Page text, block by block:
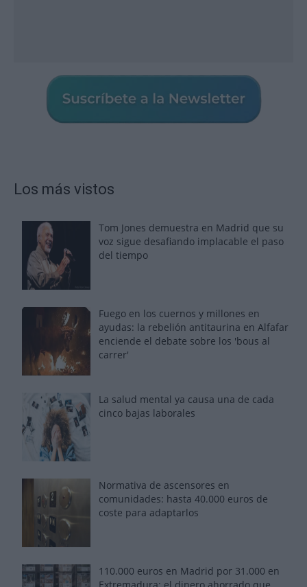
Los más vistos
Tom Jones demuestra en Madrid que su
voz sigue desafiando implacable el paso
del tiempo
Fuego en los cuernos y millones en
ayudas: la rebelión antitaurina en Alfafar
enciende el debate sobre los 'bous al
carrer'
La salud mental ya causa una de cada
cinco bajas laborales
Normativa de ascensores en
comunidades: hasta 40.000 euros de
coste para adaptarlos
110.000 euros en Madrid por 31.000 en